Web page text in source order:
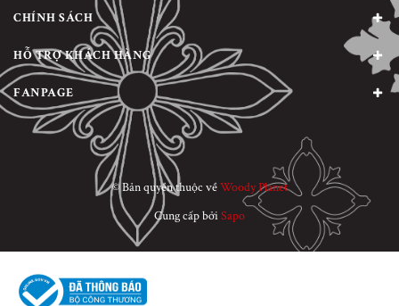
CHÍNH SÁCH
HỖ TRỢ KHÁCH HÀNG
FANPAGE
© Bản quyền thuộc vềWoody Planet
Cung cấp bởiSapo